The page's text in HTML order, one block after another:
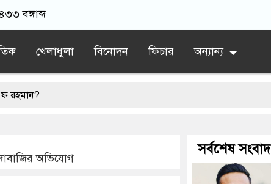
বঙ্গাব্দ
খেলাধুলা বিনোদন ফিচার অন্যান্য
প্রধানমন্ত্রী
অভিযোগ
সর্বশেষ সংবাদ